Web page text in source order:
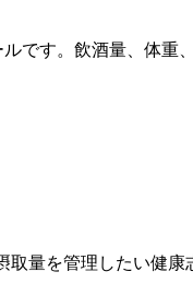
です。飲酒量、体重
取量を管理したい健康